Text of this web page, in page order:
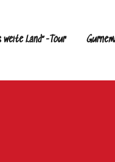
weite Land“-Tour